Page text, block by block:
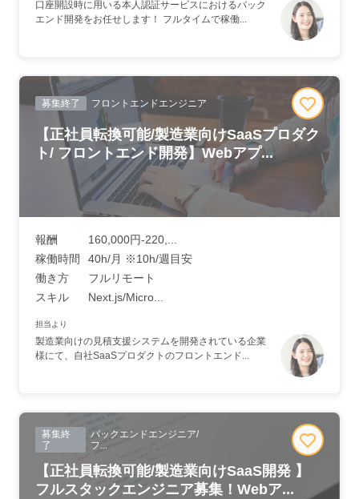
口座開設時に用いる本人認証サービスにおけるバック
エンド開発をお任せします！ フルタイムで稼働...
募集終了 フロントエンドエンジニア
【正社員転換可能/製造業向けSaaSプロダク
ト/ フロントエンド開発】Webアプ...
報酬
160,000円-220,...
稼働時間
40h/月 ※10h/週目安
働き方
フルリモート
スキル
Next.js/Micro...
担当より
製造業向けの見積支援システムを開発されている企業
様にて、自社SaaSプロダクトのフロントエンド...
募集終
了
バックエンドエンジニア/
フ...
【正社員転換可能/製造業向けSaaS開発 】
フルスタックエンジニア募集！Webア...